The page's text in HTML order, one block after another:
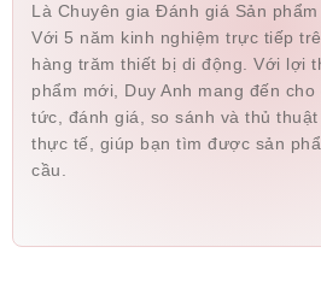
Lưu Trung Thắng 094752xxxx
Lưu Trung Thắng 094752xxxx
Thế Dy 070231xxxx
Minh Luân
Là Chuyên gia Đánh giá Sản
Với 5 năm kinh nghiệm trực tiếp
hàng trăm thiết bị di động. Với lợi
phẩm mới, Duy Anh mang đến
tức, đánh giá, so sánh và thủ
thực tế, giúp bạn tìm được sản
cầu.